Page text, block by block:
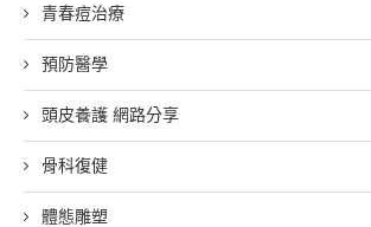
青春痘治療
預防醫學
頭皮養護 網路分享
骨科復健
體態雕塑